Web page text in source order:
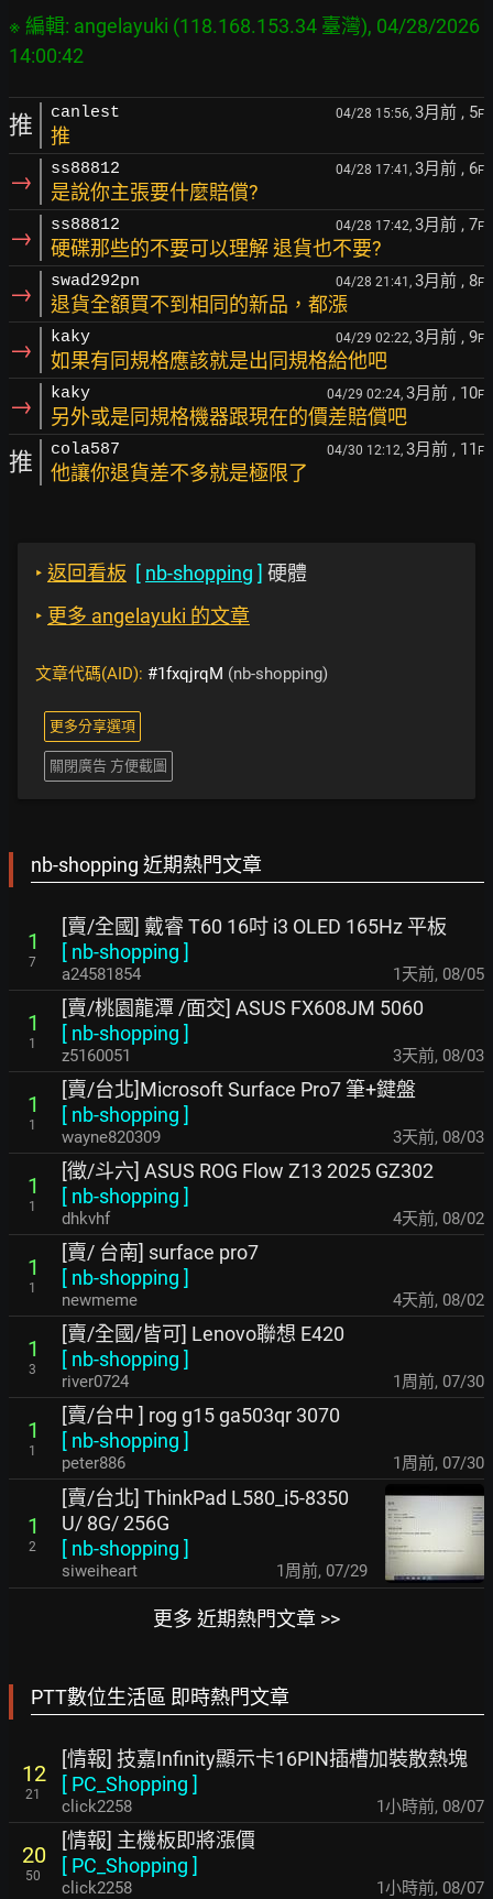
※ 編輯: angelayuki (118.168.153.34 臺灣), 04/28/2026
推 canlest 04/28 15:56, 3月前 , 5F
推
→ ss88812 04/28 17:41, 3月前 , 6F
是說你主張要什麼賠償?
→ ss88812 04/28 17:42, 3月前 , 7F
硬碟那些的不要可以理解 退貨也不要?
→ swad292pn 04/28 21:41, 3月前 , 8F
退貨全額買不到相同的新品，都漲
→ kaky 04/29 02:22, 3月前 , 9F
如果有同規格應該就是出同規格給他吧
→ kaky 04/29 02:24, 3月前 , 10F
另外或是同規格機器跟現在的價差賠償吧
推 cola587 04/30 12:12, 3月前 , 11 F
他讓你退貨差不多就是極限了
‣ 返回看板 [ nb-shopping ] 硬體
‣ 更多 angelayuki 的文章
文章代碼(AID): #1fxqjrqM (nb-shopping)
更多分享選項
關閉廣告 方便截圖
nb-shopping 近期熱門文章
1
7
[賣/全國] 戴睿 T60 16吋 i3 OLED 165Hz 平板
[ nb-shopping ]
a24581854 1天前, 08/05
1
1
[賣/桃園龍潭 /面交] ASUS FX608JM 5060
[ nb-shopping ]
z5160051 3天前, 08/03
1
1
[賣/台北]Microsoft Surface Pro7 筆+鍵盤
[ nb-shopping ]
wayne820309 3天前, 08/03
1
1
[徵/斗六] ASUS ROG Flow Z13 2025 GZ302
[ nb-shopping ]
dhkvhf 4天前, 08/02
1
1
[賣/ 台南] surface pro7
[ nb-shopping ]
newmeme 4天前, 08/02
1
3
[賣/全國/皆可] Lenovo聯想 E420
[ nb-shopping ]
river0724 1周前, 07/30
1
1
[賣/台中 ] rog g15 ga503qr 3070
[ nb-shopping ]
peter886 1周前, 07/30
1
2
[賣/台北] ThinkPad L580_i5-8350
U/ 8G/ 256G
[ nb-shopping ]
siweiheart 1周前, 07/29
更多 近期熱門文章 >>
PTT數位生活區 即時熱門文章
12
21
[情報] 技嘉Infinity顯示卡16PIN插槽加裝散熱塊
[ PC_Shopping ]
click2258 1小時前, 08/07
20
50
[情報] 主機板即將漲價
[ PC_Shopping ]
click2258 1小時前, 08/07